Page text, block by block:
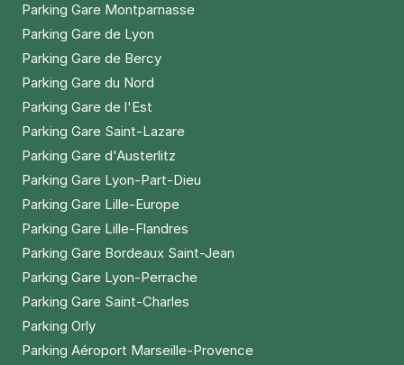
Parking Gare Montparnasse
Parking Gare de Lyon
Parking Gare de Bercy
Parking Gare du Nord
Parking Gare de l'Est
Parking Gare Saint-Lazare
Parking Gare d'Austerlitz
Parking Gare Lyon-Part-Dieu
Parking Gare Lille-Europe
Parking Gare Lille-Flandres
Parking Gare Bordeaux Saint-Jean
Parking Gare Lyon-Perrache
Parking Gare Saint-Charles
Parking Orly
Parking Aéroport Marseille-Provence